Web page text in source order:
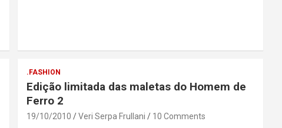
.FASHION
Edição limitada das maletas do Homem de
Ferro 2
19/10/2010 Veri Serpa Frullani 10 Comments